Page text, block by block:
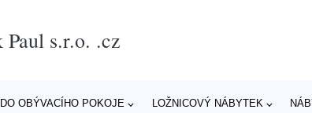
Paul s.r.o. .cz
OBÝVACÍHO POKOJE LOŽNICOVÝ NÁBYTEK